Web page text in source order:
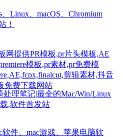
Linux、macOS、Chromium
！
网提供PR模板,pr片头模板,AE
模板,pr素材,pr免费模
剪辑素材,抖音
免费下载网站
理笔记|最全的Mac/Win/Linux
,软件首发站
软件、mac游戏、苹果电脑软